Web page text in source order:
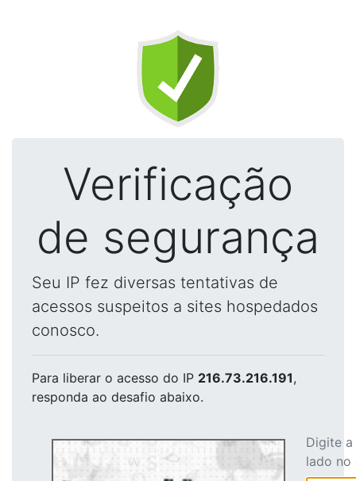
Verificação
de segurança
Seu IP fez diversas tentativas de
acessos suspeitos a sites hospedados
conosco.
Para liberar o acesso do IP 216.73.216.191,
responda ao desafio abaixo.
Digite
lado no